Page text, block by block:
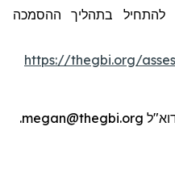
להתחיל בתהליך ההסמכה
https://thegbi.org/